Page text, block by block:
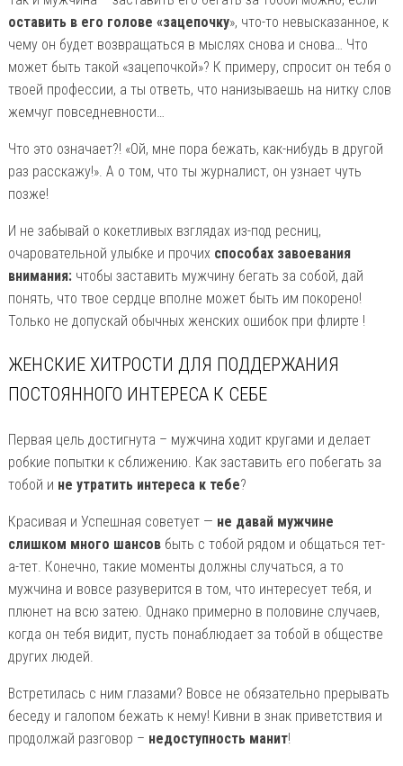
оставить в его голове «зацепочку», что-то невысказанное, к
чему он будет возвращаться в мыслях снова и снова… Что
может быть такой «зацепочкой»? К примеру, спросит он тебя о
твоей профессии, а ты ответь, что нанизываешь на нитку слов
жемчуг повседневности…
Что это означает?! «Ой, мне пора бежать, как-нибудь в другой
раз расскажу!». А о том, что ты журналист, он узнает чуть
позже!
И не забывай о кокетливых взглядах из-под ресниц,
очаровательной улыбке и прочих способах завоевания
внимания:чтобы заставить мужчину бегать за собой, дай
понять, что твое сердце вполне может быть им покорено!
Только не допускай обычных женских ошибок при флирте !
ЖЕНСКИЕ ХИТРОСТИ ДЛЯ ПОДДЕРЖАНИЯ
ПОСТОЯННОГО ИНТЕРЕСА К СЕБЕ
Первая цель достигнута – мужчина ходит кругами и делает
робкие попытки к сближению. Как заставить его побегать за
тобой и не утратить интереса к тебе?
Красивая и Успешная советует — не давай мужчине
слишком много шансовбыть с тобой рядом и общаться тет-
а-тет. Конечно, такие моменты должны случаться, а то
мужчина и вовсе разуверится в том, что интересует тебя, и
плюнет на всю затею. Однако примерно в половине случаев,
когда он тебя видит, пусть понаблюдает за тобой в обществе
других людей.
Встретилась с ним глазами? Вовсе не обязательно прерывать
беседу и галопом бежать к нему! Кивни в знак приветствия и
продолжай разговор – недоступность манит!